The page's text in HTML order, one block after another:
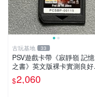
古玩基地 33
PSV遊戲卡帶《寂靜嶺 記憶
之書》英文版裸卡實測良好
限定PSV平臺獨享 廚房遊戲
獲得熱銷推薦 寂靜嶺 電玩遊
$2,060